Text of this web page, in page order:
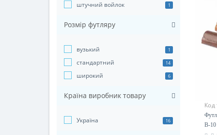
штучний войлок 1
Розмір футляру
вузький 1
стандартний 14
широкий 6
Країна виробник товару
Україна 16
Код
В-10